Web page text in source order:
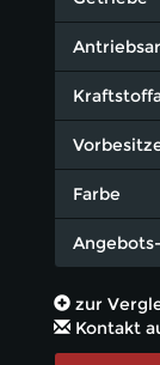
Farbe
zur
Kontakt